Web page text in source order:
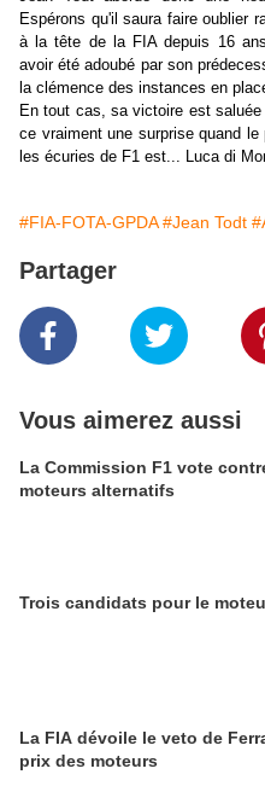
Espérons qu'il saura faire oublier
à la tête de la FIA depuis 16
avoir été adoubé par son
la clémence des instances en
En tout cas, sa victoire est
ce vraiment une surprise quand
les écuries de F1 est... Luca di
#FIA-FOTA-GPDA #Jean Todt
Partager
Vous aimerez aussi
La Commission F1 vote
moteurs alternatifs
Trois candidats pour le
La FIA dévoile le veto de
prix des moteurs